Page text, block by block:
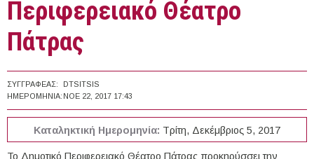
Περιφερειακό Θέατρο
Πάτρας
ΣΥΓΓΡΑΦΈΑΣ:
DTSITSIS
ΗΜΕΡΟΜΗΝΊΑ: ΝΟΕ 22, 2017 17:43
Καταληκτική Ημερομηνία: Τρίτη, Δεκέμβριος 5, 2017
Το Δημοτικό Περιφερειακό Θέατρο Πάτρας προκηρύσσει την